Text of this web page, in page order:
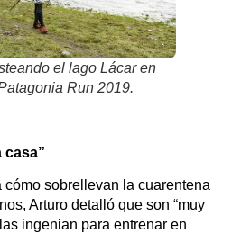
el lago Lácar en
Run 2019.
casa”
cómo sobrellevan la cuarentena
Arturo detalló que son “muy
ingenian para entrenar en